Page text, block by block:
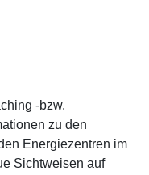
-bzw.
zu den
Energiezentren im
Sichtweisen auf